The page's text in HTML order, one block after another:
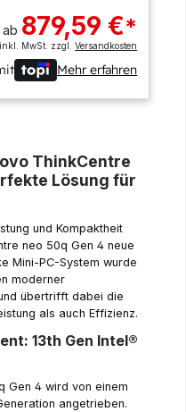
ab 879,59 €*
inkl. MwSt. zzgl.Versandkosten
Mehr erfahren
ThinkCentre
Lösung für
und Kompaktheit
neo 50q Gen 4 neue
Mini-PC-System wurde
moderner
übertrifft dabei die
als auch Effizienz.
13th Gen Intel®
Gen 4 wird von einem
angetrieben.